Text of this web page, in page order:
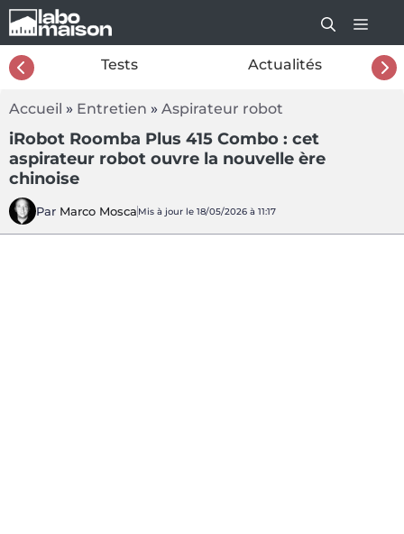
Aller
au
contenu
Tests Actualités
Accueil » Entretien » Aspirateur robot
iRobot Roomba Plus 415 Combo : cet
aspirateur robot ouvre la nouvelle ère
chinoise
Par Marco Mosca Mis à jour le 18/05/2026 à 11:17